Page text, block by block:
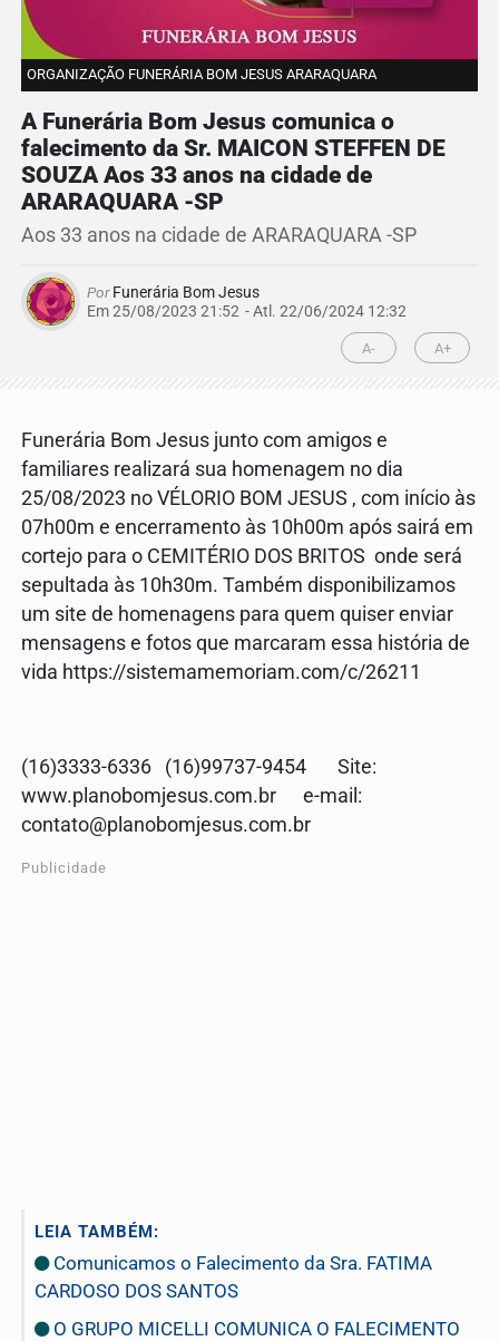
ORGANIZAÇÃO FUNERÁRIA BOM JESUS ARARAQUARA
A Funerária Bom Jesus comunica o
falecimento da Sr. MAICON STEFFEN DE
SOUZA Aos 33 anos na cidade de
ARARAQUARA -SP
Aos 33 anos na cidade de ARARAQUARA -SP
PorFunerária Bom Jesus
Em 25/08/2023 21:52 - Atl. 22/06/2024 12:32
A- A+
Funerária Bom Jesus junto com amigos e
familiares realizará sua homenagem no dia
25/08/2023 no VÉLORIO BOM JESUS , com início às
07h00m e encerramento às 10h00m após sairá em
cortejo para o CEMITÉRIO DOS BRITOS onde será
sepultada às 10h30m. Também disponibilizamos
um site de homenagens para quem quiser enviar
mensagens e fotos que marcaram essa história de
vida https://sistemamemoriam.com/c/26211
(16)3333-6336 (16)99737-9454 Site:
www.planobomjesus.com.br e-mail:
contato@planobomjesus.com.br
Publicidade
LEIA TAMBÉM:
Comunicamos o Falecimento da Sra. FATIMA
CARDOSO DOS SANTOS
O GRUPO MICELLI COMUNICA O FALECIMENTO